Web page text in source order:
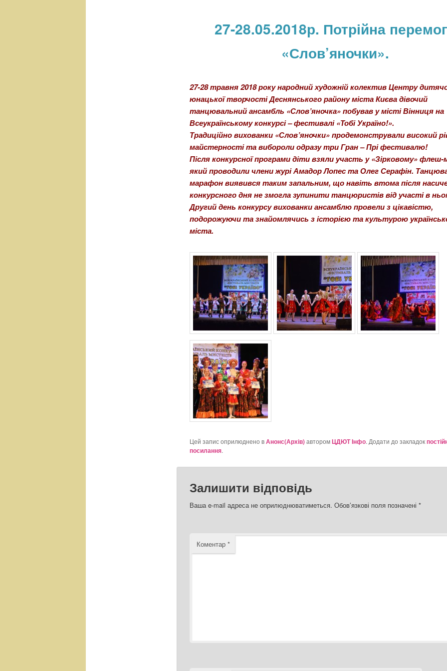
27-28.05.2018р. Потрійна
«Слов’яночки».
27-28 травня 2018 року народний художній колектив Центру
юнацької творчості Деснянського району міста Києва дівочий
танцювальний ансамбль «Слов’яночка» побував у місті Вінниця на
Всеукраїнському конкурсі – фестивалі «Тобі Україно!».
Традиційно вихованки «Слов’яночки» продемонстрували високий
майстерності та вибороли одразу три Гран – Прі фестивалю!
Після конкурсної програми діти взяли участь у «Зірковому» флеш-
який проводили члени журі Амадор Лопес та Олег Серафін.
марафон виявився таким запальним, що навіть втома після
конкурсного дня не змогла зупинити танцюристів від участі в
Другий день конкурсу вихованки ансамблю провели з цікавістю,
подорожуючи та знайомлячись з історією та культурою
міста.
Цей запис оприлюднено вАнонс(Архів)авторомЦДЮТ Інфо. Додати до закладок
посилання.
Залишити відповідь
Ваша e-mail адреса не оприлюднюватиметься. Обов’язкові поля позначені *
Коментар *